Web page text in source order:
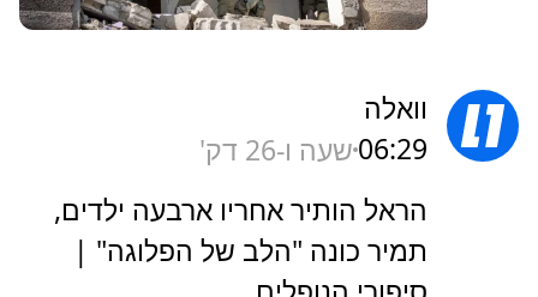
וואלה
06:29שעה ו-26 דק'
הראל הותיר אחריו ארבעה ילדים,
תמיר כונה "הלב של הפלוגה" |